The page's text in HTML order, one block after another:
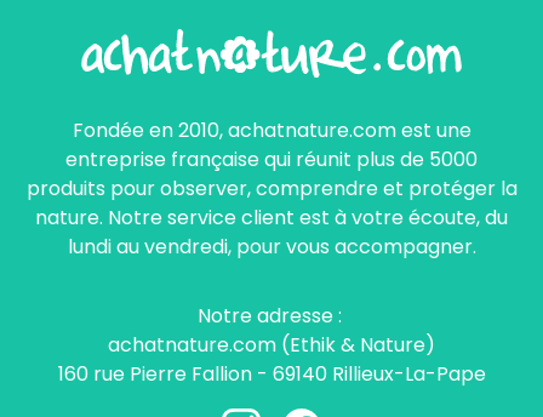
Fondée en 2010, achatnature.com est une
entreprise française qui réunit plus de 5000
produits pour observer, comprendre et protéger la
nature. Notre service client est à votre écoute, du
lundi au vendredi, pour vous accompagner.
Notre adresse :
achatnature.com (Ethik & Nature)
160 rue Pierre Fallion - 69140 Rillieux-La-Pape